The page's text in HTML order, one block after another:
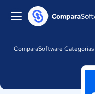
ComparaSoftware Categorías